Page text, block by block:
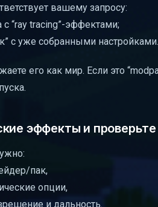
вашему запросу:
с “ray tracing”-эффектами;
с уже собранными настройками.
его как мир. Если это
эффекты и
пак,
опции,
и дальность.